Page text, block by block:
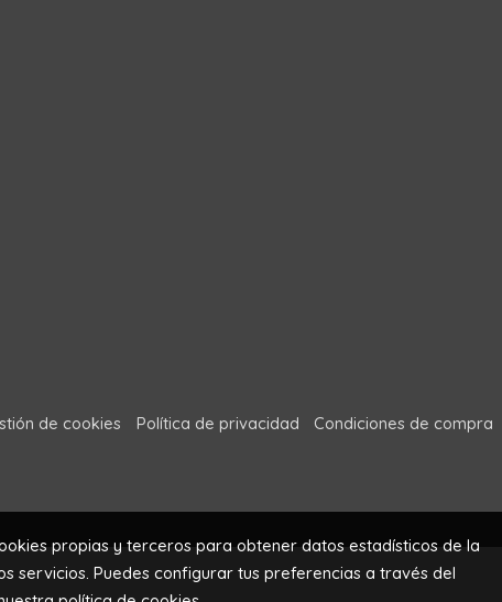
de cookies Política de privacidad Condiciones de compra
propias y terceros para obtener datos estadísticos de la
servicios. Puedes configurar tus preferencias a través del